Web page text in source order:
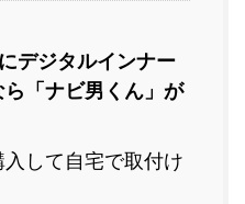
デジタルインナー
「ナビ男くん」が
して自宅で取付け